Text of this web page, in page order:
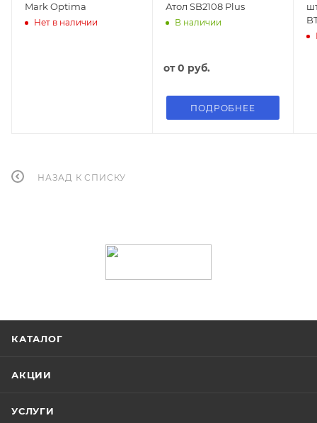
Mark Optima
Нет в наличии
Атол SB2108 Plus
В наличии
от0 руб.
ПОДРОБНЕЕ
НАЗАД К СПИСКУ
КАТАЛОГ
АКЦИИ
УСЛУГИ